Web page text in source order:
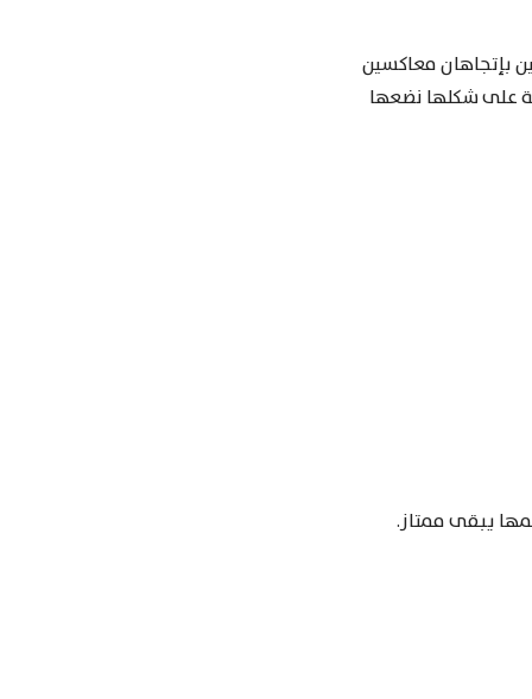
بإتجاهان معاكسين
على شكلها نضعها
يبقى ممتاز.